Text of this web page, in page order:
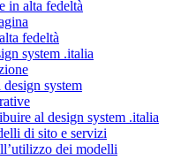
in alta fedeltà
fedeltà
system .italia
system
al design system .italia
di sito e servizi
dei modelli